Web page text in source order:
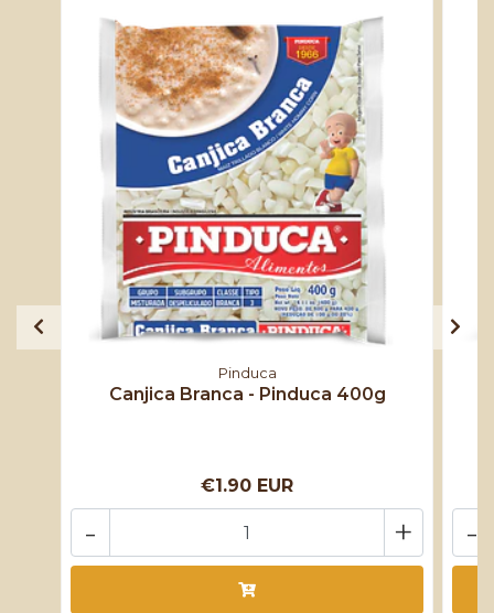
Pinduca
Canjica Branca - Pinduca 400g
€1.90 EUR
+
- -